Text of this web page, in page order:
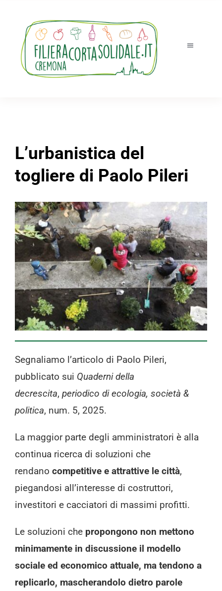
contenuto
Toggle
Tutti i prodotti
Chi siamo
Ordini e ritiri
Novità
Progetti
I produttori
FAQ
Carrello
per:
L’urbanistica del
togliere di Paolo Pileri
Segnaliamo l’articolo di Paolo Pileri,
pubblicato sui Quaderni della
decrescita, periodico di ecologia, società &
politica, num. 5, 2025.
La maggior parte degli amministratori è alla
continua ricerca di soluzioni che
rendano competitive e attrattive le città,
piegandosi all’interesse di costruttori,
investitori e cacciatori di massimi profitti.
Le soluzioni che propongono non mettono
minimamente in discussione il modello
sociale ed economico attuale, ma tendono a
replicarlo, mascherandolo dietro parole